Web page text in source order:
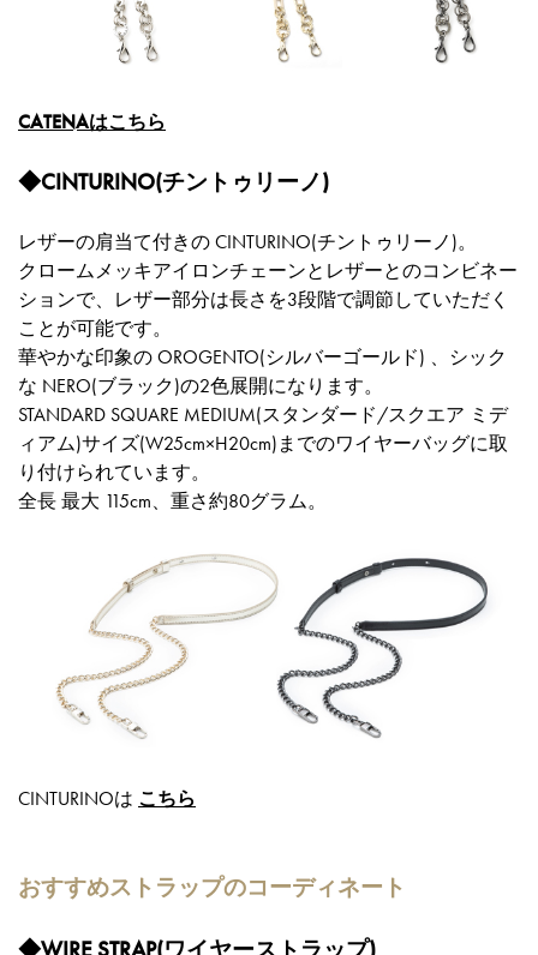
CATENAはこちら
◆CINTURINO(チントゥリーノ)
レザーの肩当て付きの CINTURINO(チントゥリーノ)。
クロームメッキアイロンチェーンとレザーとのコンビネー
ションで、レザー部分は長さを3段階で調節していただく
ことが可能です。
華やかな印象の OROGENTO(シルバーゴールド) 、シック
な NERO(ブラック)の2色展開になります。
STANDARD SQUARE MEDIUM(スタンダード/スクエア ミデ
ィアム)サイズ(W25cm×H20cm)までのワイヤーバッグに取
り付けられています。
全長 最大 115cm、重さ約80グラム。
CINTURINOは こちら
おすすめストラップのコーディネート